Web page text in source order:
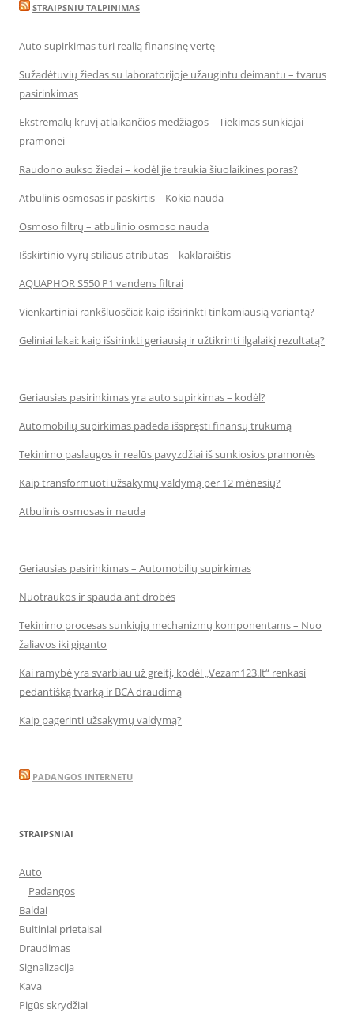
STRAIPSNIU TALPINIMAS
Auto supirkimas turi realią finansinę vertę
Sužadėtuvių žiedas su laboratorijoje užaugintu deimantu – tvarus
pasirinkimas
Ekstremalų krūvį atlaikančios medžiagos – Tiekimas sunkiajai
pramonei
Raudono aukso žiedai – kodėl jie traukia šiuolaikines poras?
Atbulinis osmosas ir paskirtis – Kokia nauda
Osmoso filtrų – atbulinio osmoso nauda
Išskirtinio vyrų stiliaus atributas – kaklaraištis
AQUAPHOR S550 P1 vandens filtrai
Vienkartiniai rankšluosčiai: kaip išsirinkti tinkamiausią variantą?
Geliniai lakai: kaip išsirinkti geriausią ir užtikrinti ilgalaikį rezultatą?
Geriausias pasirinkimas yra auto supirkimas – kodėl?
Automobilių supirkimas padeda išspręsti finansų trūkumą
Tekinimo paslaugos ir realūs pavyzdžiai iš sunkiosios pramonės
Kaip transformuoti užsakymų valdymą per 12 mėnesių?
Atbulinis osmosas ir nauda
Geriausias pasirinkimas – Automobilių supirkimas
Nuotraukos ir spauda ant drobės
Tekinimo procesas sunkiųjų mechanizmų komponentams – Nuo
žaliavos iki giganto
Kai ramybė yra svarbiau už greitį, kodėl „Vezam123.lt“ renkasi
pedantišką tvarką ir BCA draudimą
Kaip pagerinti užsakymų valdymą?
PADANGOS INTERNETU
STRAIPSNIAI
Auto
Padangos
Baldai
Buitiniai prietaisai
Draudimas
Signalizacija
Kava
Pigūs skrydžiai